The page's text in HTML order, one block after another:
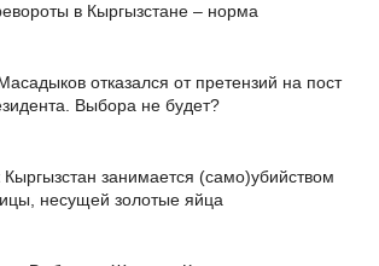
в Кыргызстане – норма
отказался от претензий на пост
Выбора не будет?
Кыргызстан занимается (само)убийством
несущей золотые яйца